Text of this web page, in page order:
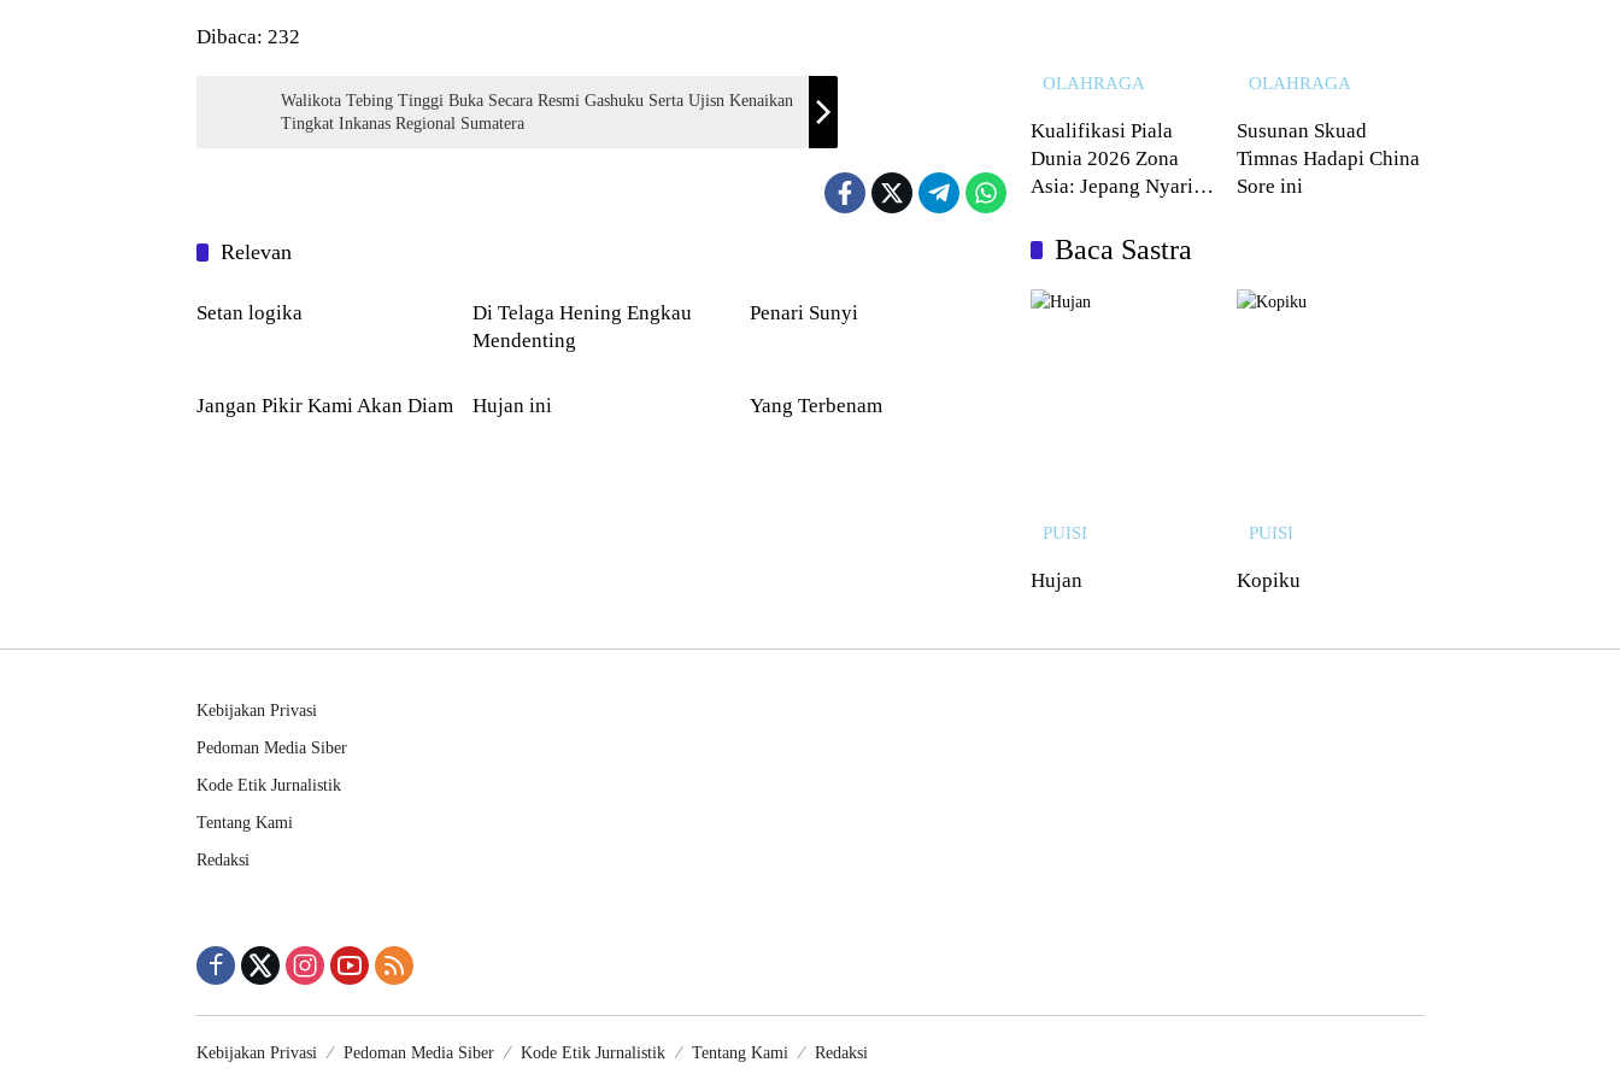
Dibaca: 232
Walikota Tebing Tinggi Buka Secara Resmi Gashuku Serta Ujisn Kenaikan
Tingkat Inkanas Regional Sumatera
Relevan
PUISI
Setan logika
Di Telaga Hening Engkau
Mendenting
Penari Sunyi
Jangan Pikir Kami Akan Diam Hujan ini Yang Terbenam
OLAHRAGA
Kualifikasi Piala
Dunia 2026 Zona
Asia: Jepang Nyaris
OLAHRAGA
Susunan Skuad
Timnas Hadapi China
Sore ini
Baca Sastra
PUISI
Hujan
PUISI
Kopiku
Kebijakan Privasi
Pedoman Media Siber
Kode Etik Jurnalistik
Tentang Kami
Redaksi
Kebijakan Privasi Pedoman Media Siber Kode Etik Jurnalistik Tentang Kami Redaksi